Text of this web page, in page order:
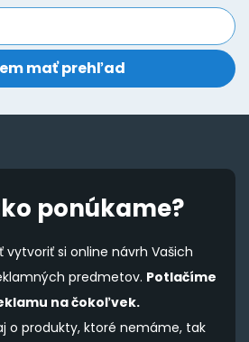
on
product
page
ponúkame?
vytvoriť si online návrh Vašich
predmetov. Potlačíme
na čokoľvek.
o produkty, ktoré nemáme, tak